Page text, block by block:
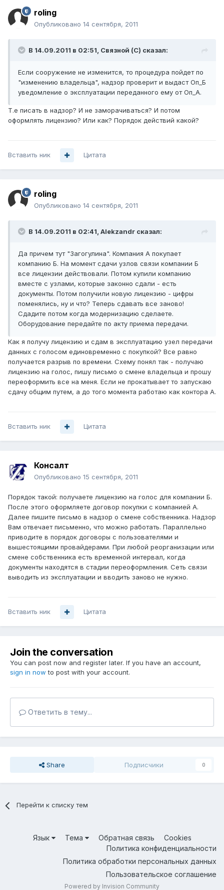
roling
Опубликовано 14 сентября, 2011
В 14.09.2011 в 02:51, Связной (С) сказал:
Если сооружение не изменится, то процедура пойдет по
"изменению владельца", надзор проверит и выдаст Оп_Б
уведомление о эксплуатации переданного ему от Оп_А.
Т.е писать в надзор? И не заморачиваться? И потом
оформлять лицензию? Или как? Порядок действий какой?
Вставить ник Цитата
roling
Опубликовано 14 сентября, 2011
В 14.09.2011 в 02:41, Alekzandr сказал:
Да причем тут "Загогулина". Компания А покупает
компанию Б. На момент сдачи узлов связи компании Б
все лицензии действовали. Потом купили компанию
вместе с узлами, которые законно сдали - есть
документы. Потом получили новую лицензию - цифры
поменялись, ну и что? Теперь сдавать все заново!
Сдадите потом когда модернизацию сделаете.
Оборудование передайте по акту приема передачи.
Как я получу лицензию и сдам в эксплуатацию узел передачи
данных с голосом единовременно с покупкой? Все равно
получается разрыв по времени. Схему понял так - получаю
лицензию на голос, пишу письмо о смене владельца и прошу
переоформить все на меня. Если не прокатывает то запускаю
сдачу общим путем, а до того момента работаю как контора А.
Вставить ник Цитата
Консалт
Опубликовано 15 сентября, 2011
Порядок такой: получаете лицензию на голос для компании Б.
После этого оформляете договор покупки с компанией А.
Далее пишите письмо в надзор о смене собственника. Надзор
Вам отвечает письменно, что можно работать. Параллельно
приводите в порядок договоры с пользователями и
вышестоящими провайдерами. При любой реорганизации или
смене собственника есть временной интервал, когда
документы находятся в стадии переоформления. Сеть связи
выводить из эксплуатации и вводить заново не нужно.
Вставить ник Цитата
Join the conversation
You can post now and register later. If you have an account,
sign in now to post with your account.
Ответить в тему...
Share Подписчики 0
Перейти к списку тем
Язык Тема Обратная связь
Cookies
Политика конфиденциальности
Политика обработки персональных данных
Пользовательское соглашение
Powered by Invision Community